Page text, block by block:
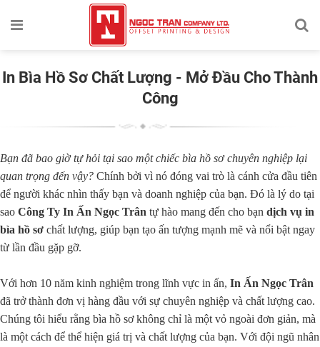
In Bìa Hồ Sơ Chất Lượng - Mở Đầu Cho Thành
Công
Bạn đã bao giờ tự hỏi tại sao một chiếc bìa hồ sơ chuyên nghiệp lại
quan trọng đến vậy? Chính bởi vì nó đóng vai trò là cánh cửa đầu tiên
để người khác nhìn thấy bạn và doanh nghiệp của bạn. Đó là lý do tại
sao Công Ty In Ấn Ngọc Trân tự hào mang đến cho bạn dịch vụ in
bìa hồ sơ chất lượng, giúp bạn tạo ấn tượng mạnh mẽ và nổi bật ngay
từ lần đầu gặp gỡ.
Với hơn 10 năm kinh nghiệm trong lĩnh vực in ấn, In Ấn Ngọc Trân
đã trở thành đơn vị hàng đầu với sự chuyên nghiệp và chất lượng cao.
Chúng tôi hiểu rằng bìa hồ sơ không chỉ là một vỏ ngoài đơn giản, mà
là một cách để thể hiện giá trị và chất lượng của bạn. Với đội ngũ nhân